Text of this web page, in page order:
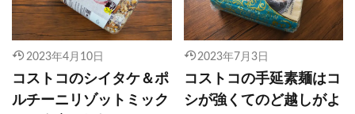
2023年4月10日
コストコのシイタケ＆ポ
ルチーニリゾットミック
2023年7月3日
コストコの手延素麺はコ
シが強くてのど越しがよ